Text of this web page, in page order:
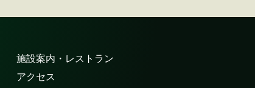
施設案内・レストラン
アクセス